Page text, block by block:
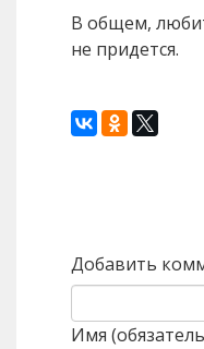
В общем,
не придется.
Добавить
Имя